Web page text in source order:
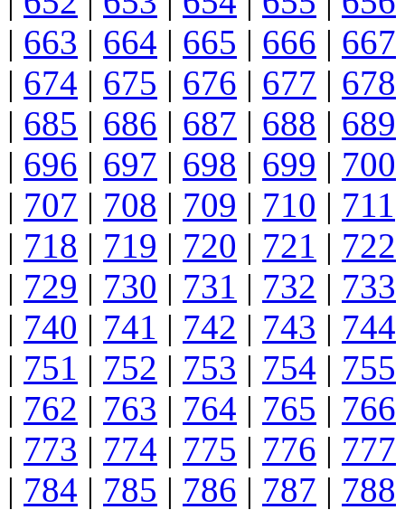
| 663 | 664 | 665 | 666 | 667
| 674 | 675 | 676 | 677 | 678
| 685 | 686 | 687 | 688 | 689
| 696 | 697 | 698 | 699 | 700
| 707 | 708 | 709 | 710 | 711
| 718 | 719 | 720 | 721 | 722
| 729 | 730 | 731 | 732 | 733
| 740 | 741 | 742 | 743 | 744
| 751 | 752 | 753 | 754 | 755
| 762 | 763 | 764 | 765 | 766
| 773 | 774 | 775 | 776 | 777
| 784 | 785 | 786 | 787 | 788